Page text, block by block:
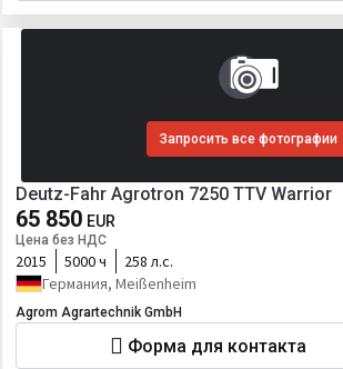
Запросить все фотографии
Deutz-Fahr Agrotron 7250 TTV Warrior
65 850 EUR
Цена без НДС
2015 5000 ч
258 л.с.
Германия, Meißenheim
Agrom Agrartechnik GmbH
Форма для контакта